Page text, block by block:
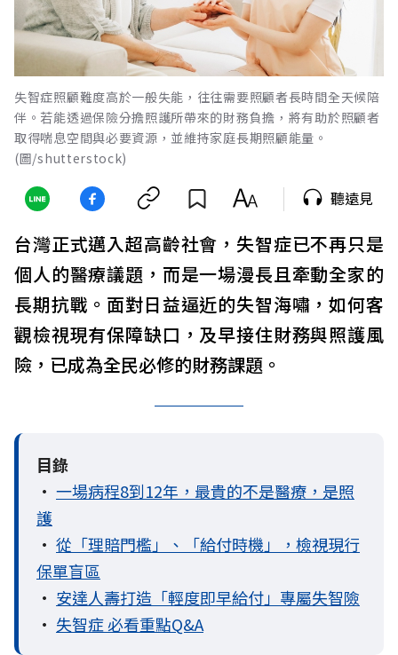
失智症照顧難度高於一般失能，往往需要照顧者長時間全天候陪
伴。若能透過保險分擔照護所帶來的財務負擔，將有助於照顧者
取得喘息空間與必要資源，並維持家庭長期照顧能量。
(圖/shutterstock)
聽遠見
台灣正式邁入超高齡社會，失智症已不再只是
個人的醫療議題，而是一場漫長且牽動全家的
長期抗戰。面對日益逼近的失智海嘯，如何客
觀檢視現有保障缺口，及早接住財務與照護風
險，已成為全民必修的財務課題。
目錄
• 一場病程8到12年，最貴的不是醫療，是照
護
• 從「理賠門檻」、「給付時機」，檢視現行
保單盲區
• 安達人壽打造「輕度即早給付」專屬失智險
• 失智症 必看重點Q&A